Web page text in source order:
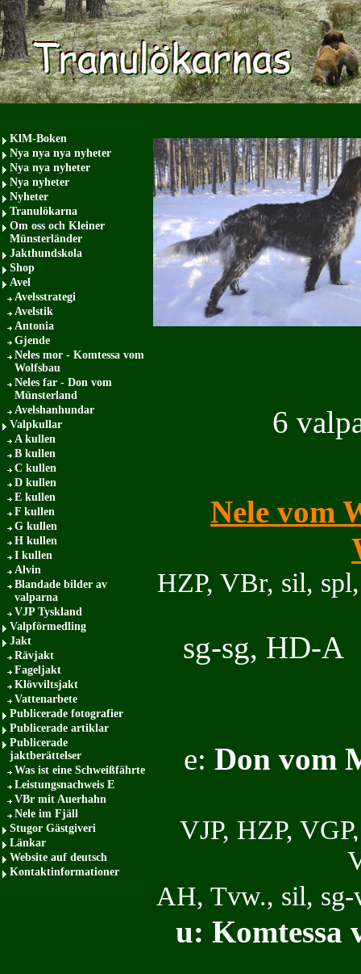
KlM-Boken
Nya nya nya nyheter
Nya nya nyheter
Nya nyheter
Nyheter
Tranulökarna
Om oss och Kleiner
Münsterländer
Jakthundskola
Shop
Avel
Avelsstrategi
Avelstik
Antonia
Gjende
Neles mor - Komtessa vom
Wolfsbau
Neles far - Don vom
Münsterland
Avelshanhundar
Valpkullar
A kullen
B kullen
C kullen
D kullen
E kullen
F kullen
G kullen
H kullen
I kullen
Alvin
Blandade bilder av
valparna
VJP Tyskland
Valpförmedling
Jakt
Rävjakt
Fageljakt
Klövviltsjakt
Vattenarbete
Publicerade fotografier
Publicerade artiklar
Publicerade
jaktberättelser
Was ist eine Schweißfährte
Leistungsnachweis E
VBr mit Auerhahn
Nele im Fjäll
Stugor Gästgiveri
Länkar
Website auf deutsch
Kontaktinformationer
6
Nele vom
HZP, VBr,
sg-sg,
e:Don vom
VJP, HZP,
AH, Tvw.,
u: Komtessa